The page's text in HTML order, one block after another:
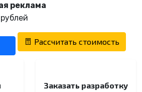
реклама
Рассчитать стоимость
Заказать разработку